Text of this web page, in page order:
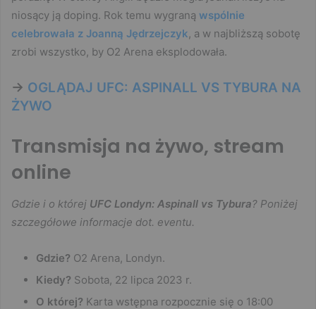
niosący ją doping. Rok temu wygraną wspólnie
celebrowała z Joanną Jędrzejczyk, a w najbliższą sobotę
zrobi wszystko, by O2 Arena eksplodowała.
-> OGLĄDAJ UFC: ASPINALL VS TYBURA NA
ŻYWO
Transmisja na żywo, stream
online
Gdzie i o której UFC Londyn: Aspinall vs Tybura? Poniżej
szczegółowe informacje dot. eventu.
Gdzie? O2 Arena, Londyn.
Kiedy? Sobota, 22 lipca 2023 r.
O której? Karta wstępna rozpocznie się o 18:00